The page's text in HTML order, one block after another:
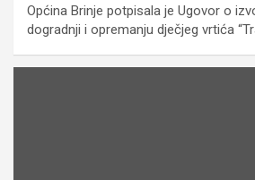
Općina Brinje potpisala je Ugovor o
dogradnji i opremanju dječjeg vrtića